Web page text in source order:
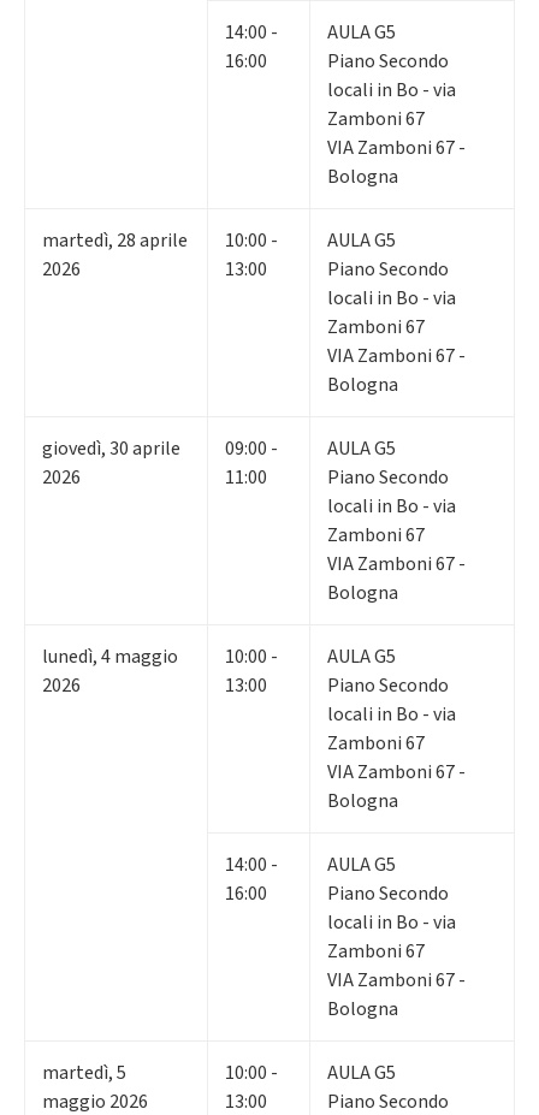
14:00 -
16:00
AULA G5
Piano Secondo
locali in Bo - via
Zamboni 67
VIA Zamboni 67 -
Bologna
martedì, 28aprile
2026
10:00 -
13:00
AULA G5
Piano Secondo
locali in Bo - via
Zamboni 67
VIA Zamboni 67 -
Bologna
giovedì,30aprile
2026
09:00 -
11:00
AULA G5
Piano Secondo
locali in Bo - via
Zamboni 67
VIA Zamboni 67 -
Bologna
lunedì,4maggio
2026
10:00 -
13:00
AULA G5
Piano Secondo
locali in Bo - via
Zamboni 67
VIA Zamboni 67 -
Bologna
14:00 -
16:00
AULA G5
Piano Secondo
locali in Bo - via
Zamboni 67
VIA Zamboni 67 -
Bologna
martedì,5
maggio 2026
10:00 -
13:00
AULA G5
Piano Secondo